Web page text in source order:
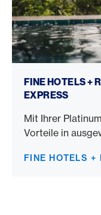
FINE HOTELS +
EXPRESS
Mit Ihrer
Vorteile in
FINE HOTELS +